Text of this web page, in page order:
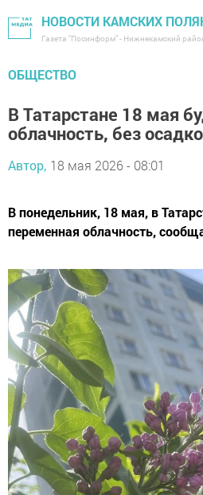
НОВОСТИ КАМСКИХ
Газета "Посинформ" - Нижнекамский
ОБЩЕСТВО
В Татарстане 18 мая
облачность, без
Автор, 18 мая 2026 - 08:01
В понедельник, 18 мая, в
переменная облачность,